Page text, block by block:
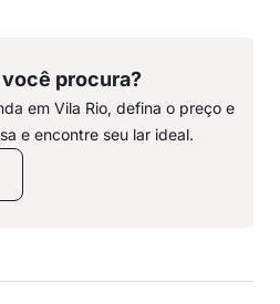
você procura?
em Vila Rio, defina o preço e
e encontre seu lar ideal.